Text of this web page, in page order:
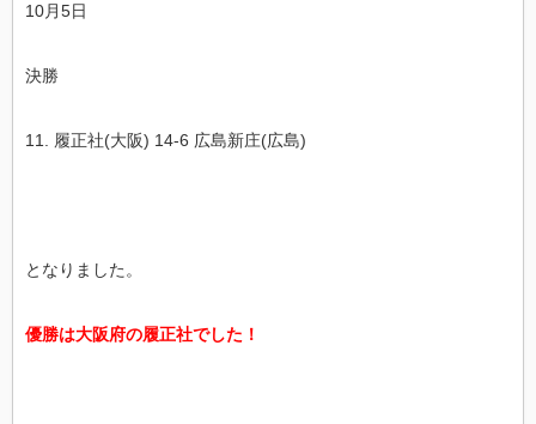
10月5日
決勝
11. 履正社(大阪) 14-6 広島新庄(広島)
となりました。
優勝は大阪府の履正社でした！